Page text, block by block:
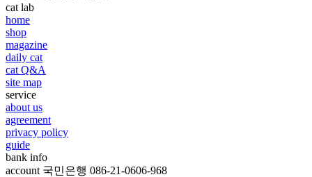
cat lab
home
shop
magazine
daily cat
cat Q&A
site map
service
about us
agreement
privacy policy
guide
bank info
account 국민은행 086-21-0606-968